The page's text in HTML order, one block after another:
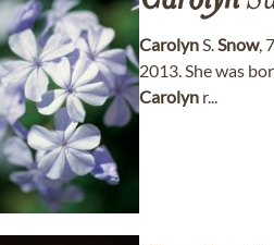
CarolynS.Snow,
2013. She was
Carolyn r...